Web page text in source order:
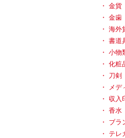
金貨
金歯
海外
書道
小物
化粧
刀
メデ
収入
香水
ブラ
テレ